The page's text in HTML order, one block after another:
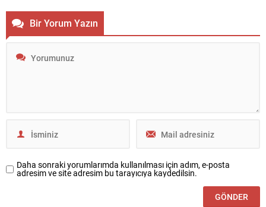
hazırlanıyor. İzmir’in özel sektör
tarafından gerçekleştirilen en
büyük kentsel dönüşüm projesi
Forum Göztepe’yi de kente
kazandıran Turkmall, şimdi de
Bir Yorum Yazın
Daha sonraki yorumlarımda kullanılması için adım, e-posta
adresim ve site adresim bu tarayıcıya kaydedilsin.